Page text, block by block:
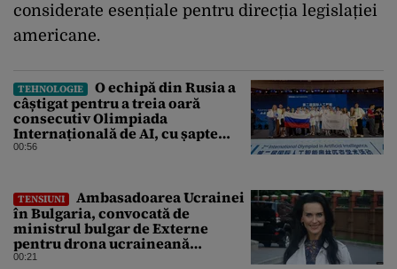
considerate esențiale pentru direcția legislației
americane.
TEHNOLOGIE
O echipă din Rusia a
câștigat pentru a treia oară
consecutiv Olimpiada
Internațională de AI, cu șapte
medalii din aur și una de bronz
00:56
TENSIUNI
Ambasadoarea Ucrainei
în Bulgaria, convocată de
ministrul bulgar de Externe
pentru drona ucraineană
prăbușită în apropierea
00:21